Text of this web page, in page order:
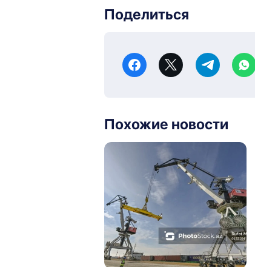
Поделиться
Похожие новости